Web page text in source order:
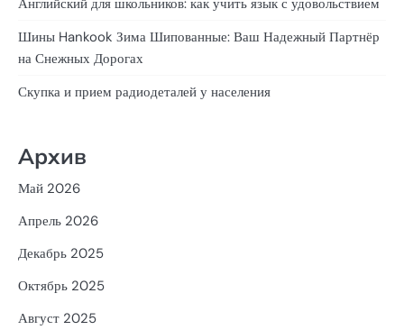
Английский для школьников: как учить язык с удовольствием
Шины Hankook Зима Шипованные: Ваш Надежный Партнёр
на Снежных Дорогах
Скупка и прием радиодеталей у населения
Архив
Май 2026
Апрель 2026
Декабрь 2025
Октябрь 2025
Август 2025